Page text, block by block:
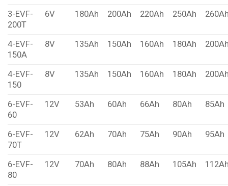
3-EVF-
200T
6V 180Ah 200Ah 220Ah 250Ah
4-EVF-
150A
8V 135Ah 150Ah 160Ah 180Ah
4-EVF-
150
8V 135Ah 150Ah 160Ah 180Ah
6-EVF-
60
12V 53Ah 60Ah 66Ah 80Ah 85Ah
6-EVF-
70T
12V 62Ah 70Ah 75Ah 90Ah 95Ah
6-EVF-
80
12V 70Ah 80Ah 88Ah 105Ah